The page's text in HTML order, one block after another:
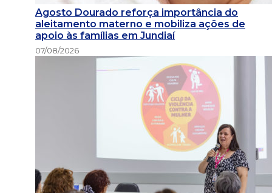
Agosto Dourado reforça importância do
aleitamento materno e mobiliza ações de
apoio às famílias em Jundiaí
07/08/2026